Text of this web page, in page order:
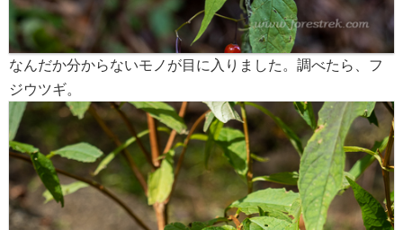
なんだか分からないモノが目に入りました。調べたら、フ
ジウツギ。